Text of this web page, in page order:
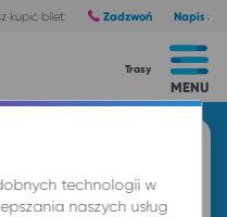
kupić bilet: Zadzwoń Napisz
MENU
Trasy
technologii w
naszych usług